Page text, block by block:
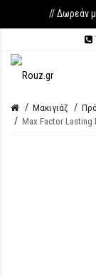
// Δωρεάν
Μακιγιάζ
Max Factor Lasting